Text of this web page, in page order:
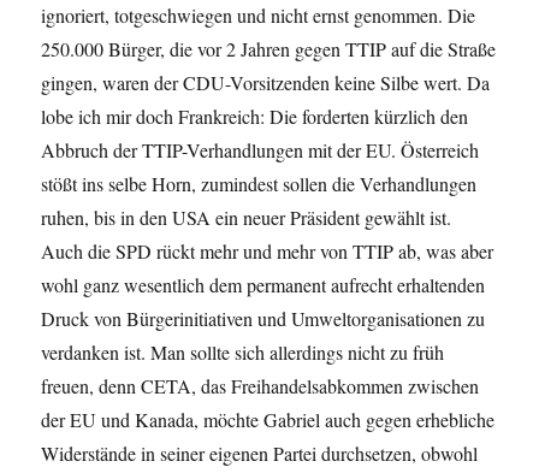
ignoriert, totgeschwiegen und nicht ernst genommen. Die
250.000 Bürger, die vor 2 Jahren gegen TTIP auf die Straße
gingen, waren der CDU-Vorsitzenden keine Silbe wert. Da
lobe ich mir doch Frankreich: Die forderten kürzlich den
Abbruch der TTIP-Verhandlungen mit der EU. Österreich
stößt ins selbe Horn, zumindest sollen die Verhandlungen
ruhen, bis in den USA ein neuer Präsident gewählt ist.
Auch die SPD rückt mehr und mehr von TTIP ab, was aber
wohl ganz wesentlich dem permanent aufrecht erhaltenden
Druck von Bürgerinitiativen und Umweltorganisationen zu
verdanken ist. Man sollte sich allerdings nicht zu früh
freuen, denn CETA, das Freihandelsabkommen zwischen
der EU und Kanada, möchte Gabriel auch gegen erhebliche
Widerstände in seiner eigenen Partei durchsetzen, obwohl